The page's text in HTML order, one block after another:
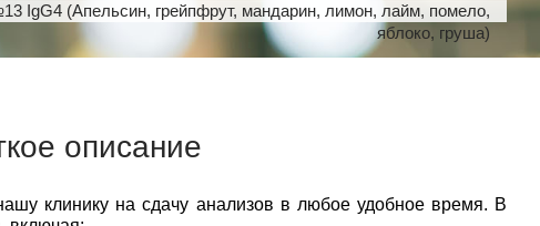
IgG4 (Апельсин, грейпфрут, мандарин, лимон, лайм, помело,
яблоко, груша)
описание
клинику на сдачу анализов в любое удобное время. В